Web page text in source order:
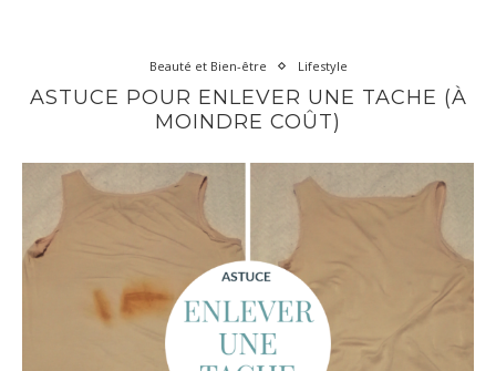
Beauté et Bien-être Lifestyle
ASTUCE POUR ENLEVER UNE TACHE (À
MOINDRE COÛT)